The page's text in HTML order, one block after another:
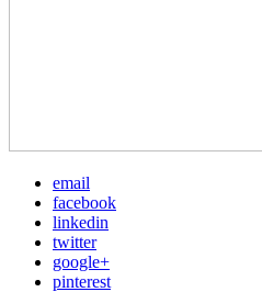
email
facebook
linkedin
twitter
google+
pinterest